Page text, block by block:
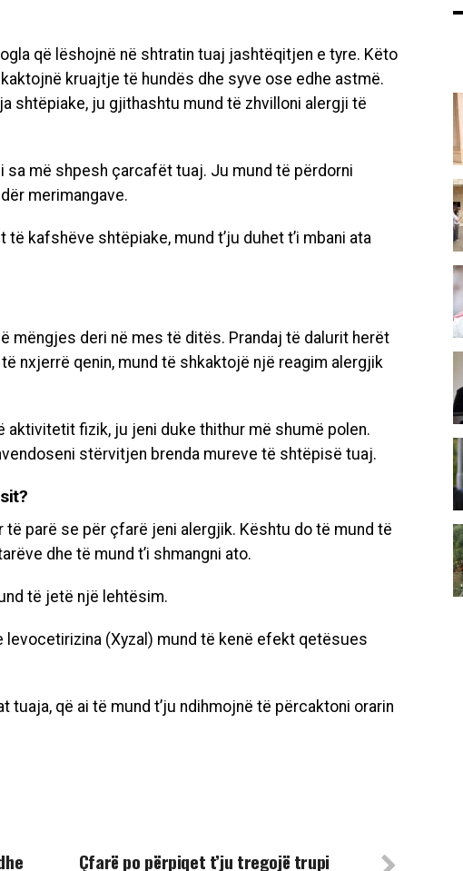
që lëshojnë në shtratin tuaj jashtëqitjen e tyre. Këto
kruajtje të hundës dhe syve ose edhe astmë.
shtëpiake, ju gjithashtu mund të zhvilloni alergji të
sa më shpesh çarcafët tuaj. Ju mund të përdorni
merimangave.
kafshëve shtëpiake, mund t’ju duhet t’i mbani ata
mëngjes deri në mes të ditës. Prandaj të dalurit herët
nxjerrë qenin, mund të shkaktojë një reagim alergjik
aktivitetit fizik, ju jeni duke thithur më shumë polen.
stërvitjen brenda mureve të shtëpisë tuaj.
parë se për çfarë jeni alergjik. Kështu do të mund të
dhe të mund t’i shmangni ato.
të jetë një lehtësim.
(Xyzal) mund të kenë efekt qetësues
që ai të mund t’ju ndihmojnë të përcaktoni orarin
Çfarë po përpiqet t’ju tregojë trupi